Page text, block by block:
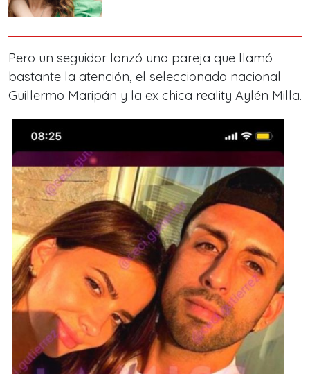
Pero un seguidor lanzó una pareja que llamó
bastante la atención, el seleccionado nacional
Guillermo Maripán y la ex chica reality Aylén Milla.